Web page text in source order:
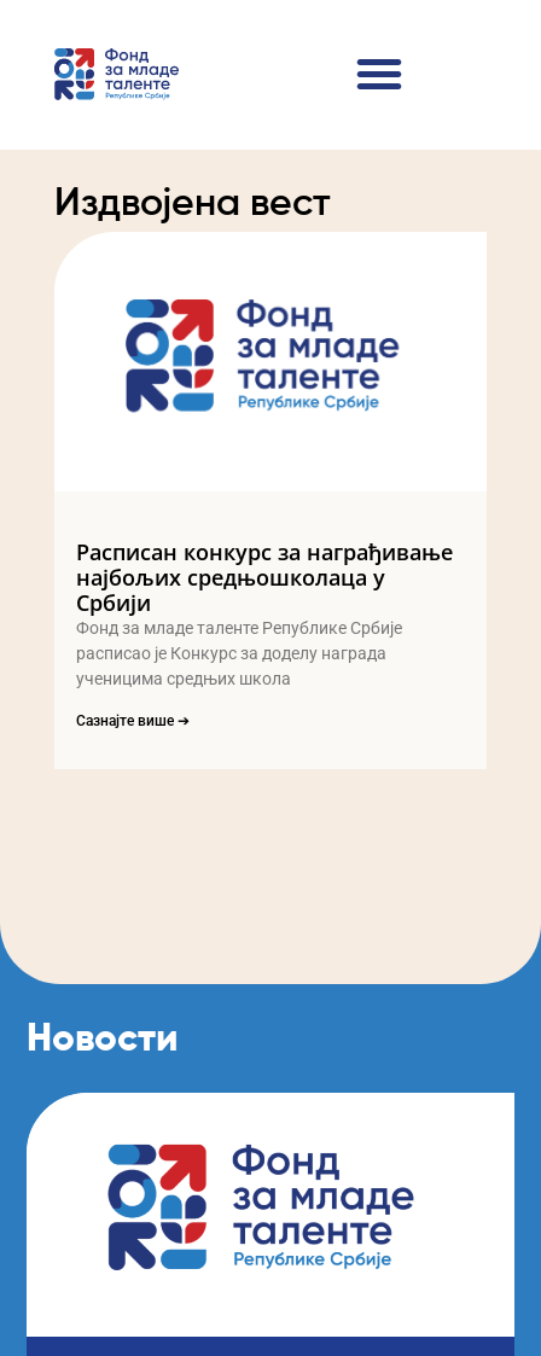
Издвојена вест
Расписан конкурс за награђивање
најбољих средњошколаца у
Србији
Фонд за младе таленте Републике Србије
расписао је Конкурс за доделу награда
ученицима средњих школа
Сазнајте више ➔
Новости